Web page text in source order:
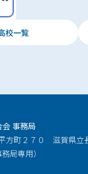
校一覧
事務局
方町２７０ 滋賀県立
局専用）